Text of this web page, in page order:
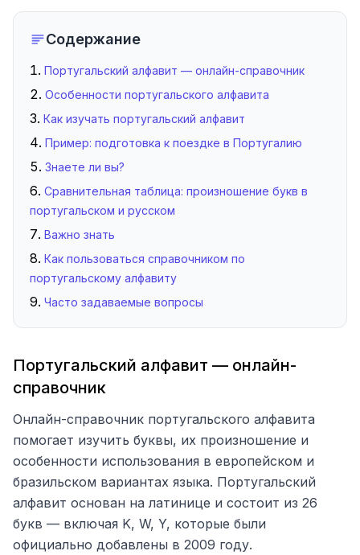
Произнести букву Произнести слово
Содержание
Португальский алфавит — онлайн-справочник
Особенности португальского алфавита
Как изучать португальский алфавит
Пример: подготовка к поездке в Португалию
Знаете ли вы?
Сравнительная таблица: произношение букв в
португальском и русском
Важно знать
Как пользоваться справочником по
португальскому алфавиту
Часто задаваемые вопросы
Португальский алфавит — онлайн-
справочник
Онлайн-справочник португальского алфавита
помогает изучить буквы, их произношение и
особенности использования в европейском и
бразильском вариантах языка. Португальский
алфавит основан на латинице и состоит из 26
букв — включая K, W, Y, которые были
официально добавлены в 2009 году.